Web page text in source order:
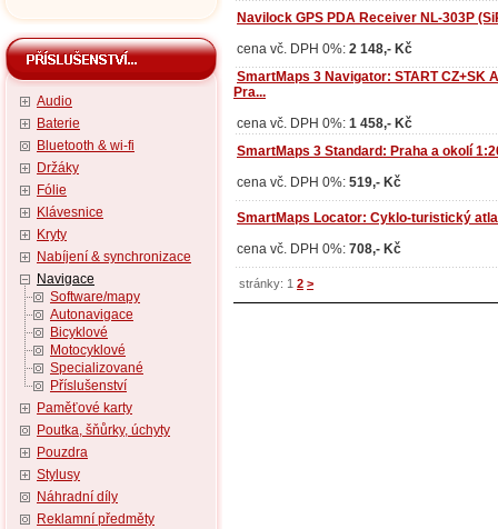
Audio
Baterie
Bluetooth & wi-fi
Držáky
Fólie
Klávesnice
Kryty
Nabíjení & synchronizace
Navigace
Software/mapy
Autonavigace
Bicyklové
Motocyklové
Specializované
Příslušenství
Paměťové karty
Poutka, šňůrky, úchyty
Pouzdra
Stylusy
Náhradní díly
Reklamní předměty
Navilock GPS PDA Receiver NL-303P
cena vč. DPH 0%: 2 148,- Kč
SmartMaps 3 Navigator: START CZ+SK
Pra...
cena vč. DPH 0%: 1 458,- Kč
SmartMaps 3 Standard: Praha a okolí
cena vč. DPH 0%: 519,- Kč
SmartMaps Locator: Cyklo-turistický
cena vč. DPH 0%: 708,- Kč
stránky: 1 2 >